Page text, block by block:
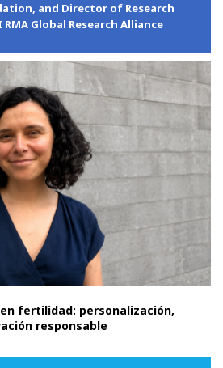
and Director of Research
Global Research Alliance
fertilidad: personalización,
responsable